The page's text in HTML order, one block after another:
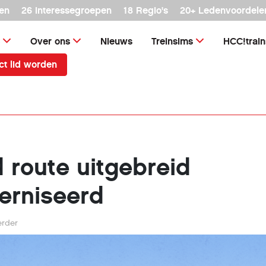
26 interessegroepen 18 Regio's 20+
Over ons Nieuws Treinsims
lid worden
route uitgebreid